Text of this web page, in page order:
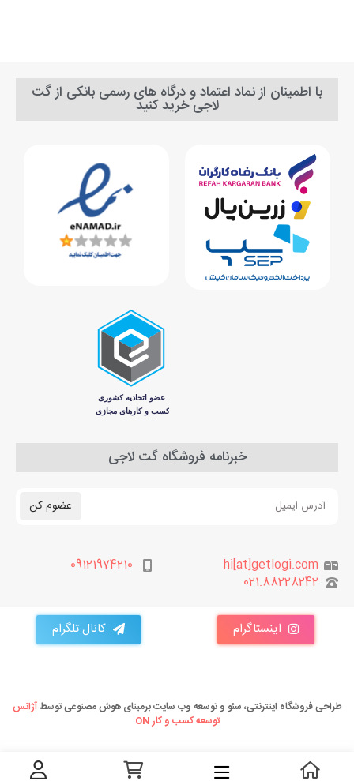
با اطمینان از نماد اعتماد و درگاه های رسمی بانکی از گت
لاجی خرید کنید
خبرنامه فروشگاه گت لاجی
عضوم کن
hi[at]getlogi.com
09121974210
021.88228242
اینستاگرام کانال تلگرام
طراحی فروشگاه اینترنتی، سئو و توسعه وب سایت برمبنای هوش مصنوعی توسطآژانس
توسعه کسب و کار ON